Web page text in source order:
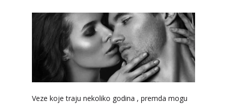
Veze koje traju nekoliko godina , premda mogu